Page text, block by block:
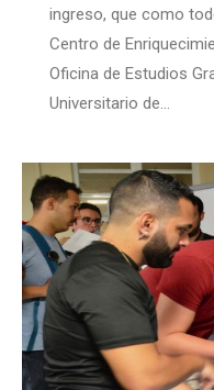
ingreso, que como
Centro de
Oficina de Estudios
Universitario de…